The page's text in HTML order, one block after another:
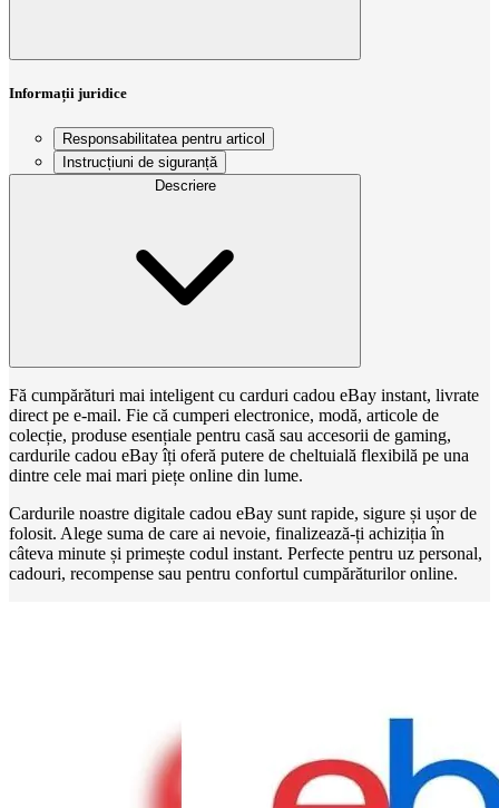
Informații juridice
Responsabilitatea pentru articol
Instrucțiuni de siguranță
Descriere
Fă cumpărături mai inteligent cu carduri cadou eBay instant, livrate
direct pe e-mail. Fie că cumperi electronice, modă, articole de
colecție, produse esențiale pentru casă sau accesorii de gaming,
cardurile cadou eBay îți oferă putere de cheltuială flexibilă pe una
dintre cele mai mari piețe online din lume.
Cardurile noastre digitale cadou eBay sunt rapide, sigure și ușor de
folosit. Alege suma de care ai nevoie, finalizează-ți achiziția în
câteva minute și primește codul instant. Perfecte pentru uz personal,
cadouri, recompense sau pentru confortul cumpărăturilor online.